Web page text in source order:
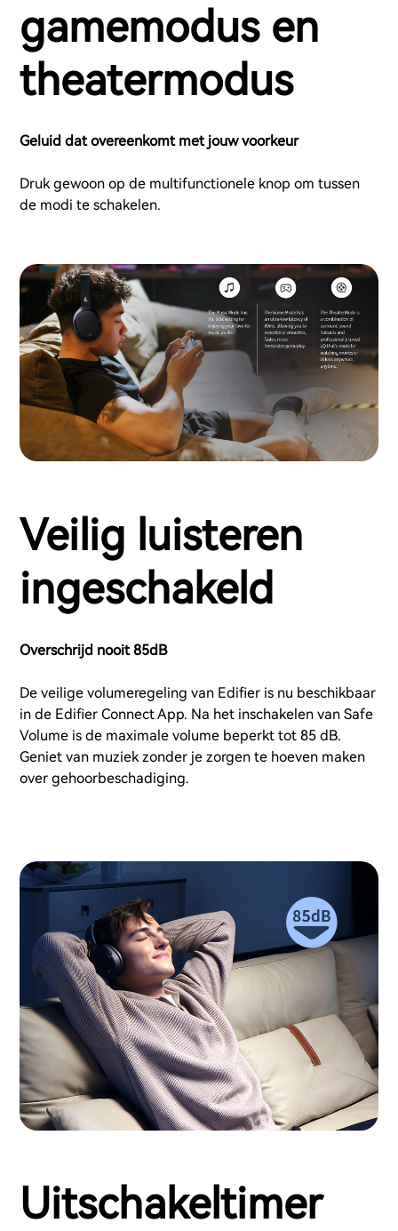
gamemodus en
theatermodus
Geluid dat overeenkomt met jouw voorkeur
Druk gewoon op de multifunctionele knop om tussen
de modi te schakelen.
Veilig luisteren
ingeschakeld
Overschrijd nooit 85dB
De veilige volumeregeling van Edifier is nu beschikbaar
in de Edifier Connect App. Na het inschakelen van Safe
Volume is de maximale volume beperkt tot 85 dB.
Geniet van muziek zonder je zorgen te hoeven maken
over gehoorbeschadiging.
Uitschakeltimer